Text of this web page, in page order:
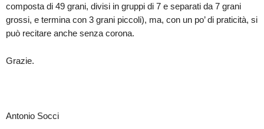
composta di 49 grani, divisi in gruppi di 7 e separati da 7 grani
grossi, e termina con 3 grani piccoli), ma, con un po’ di praticità, si
può recitare anche senza corona.
Grazie.
Antonio Socci